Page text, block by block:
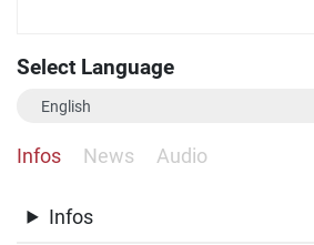
Select Language
Infos News Audio
Infos